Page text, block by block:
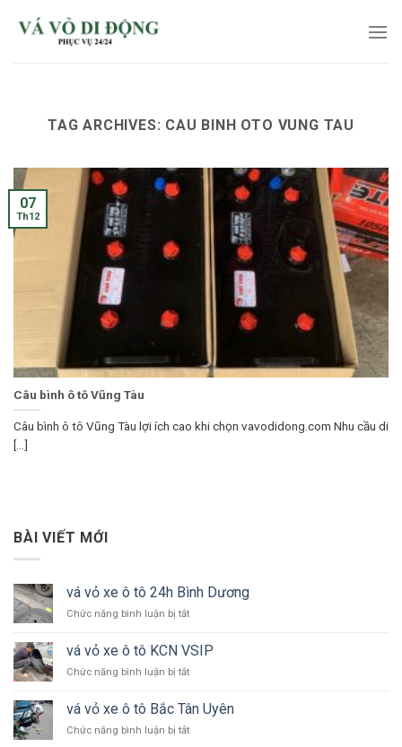
TAG ARCHIVES: CAU BINH OTO VUNG TAU
Câu bình ô tô Vũng Tàu
Câu bình ô tô Vũng Tàu lợi ích cao khi chọn vavodidong.com Nhu cầu di
[...]
07
Th12
BÀI VIẾT MỚI
vá vỏ xe ô tô 24h Bình Dương
Chức năng bình luận bị tắtở
vỏ
xe
ô
24h
Dương
vá vỏ xe ô tô KCN VSIP
Chức năng bình luận bị tắtở
vỏ
xe
ô
vá vỏ xe ô tô Bắc Tân Uyên
Chức năng bình luận bị tắtở